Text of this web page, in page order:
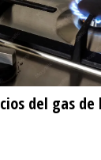
del gas de